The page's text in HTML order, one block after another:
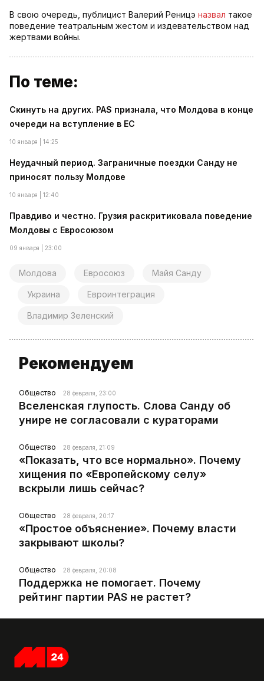
В свою очередь, публицист Валерий Реницэ назвал такое
поведение театральным жестом и издевательством над
жертвами войны.
По теме:
Скинуть на других. PAS признала, что Молдова в конце
очереди на вступление в ЕС
10 января | 14:25
Неудачный период. Заграничные поездки Санду не
приносят пользу Молдове
10 января | 12:40
Правдиво и честно. Грузия раскритиковала поведение
Молдовы с Евросоюзом
09 января | 23:00
Молдова Евросоюз Майя Санду
Украина Евроинтеграция
Владимир Зеленский
Рекомендуем
Общество 28 февраля, 23:00
Вселенская глупость. Слова Санду об
унире не согласовали с кураторами
Общество 28 февраля, 21:09
«Показать, что все нормально». Почему
хищения по «Европейскому селу»
вскрыли лишь сейчас?
Общество 28 февраля, 20:17
«Простое объяснение». Почему власти
закрывают школы?
Общество 28 февраля, 20:08
Поддержка не помогает. Почему
рейтинг партии PAS не растет?